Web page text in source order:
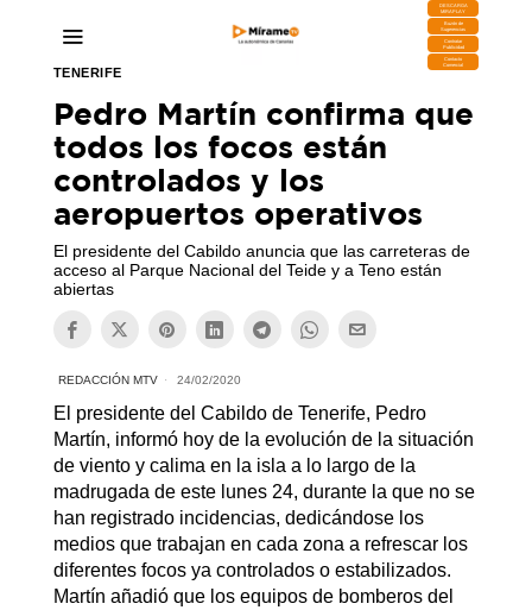
DESCARGA
MIRAPLAY
Buzón de
Sugerencias
Contratar
Publicidad
Contacto
Comercial
TENERIFE
Pedro Martín confirma que
todos los focos están
controlados y los
aeropuertos operativos
El presidente del Cabildo anuncia que las carreteras de
acceso al Parque Nacional del Teide y a Teno están
abiertas
REDACCIÓN MTV 24/02/2020
El presidente del Cabildo de Tenerife, Pedro
Martín, informó hoy de la evolución de la situación
de viento y calima en la isla a lo largo de la
madrugada de este lunes 24, durante la que no se
han registrado incidencias, dedicándose los
medios que trabajan en cada zona a refrescar los
diferentes focos ya controlados o estabilizados.
Martín añadió que los equipos de bomberos del